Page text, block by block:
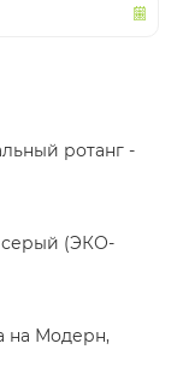
ротанг -
серый (ЭКО-
на Модерн,